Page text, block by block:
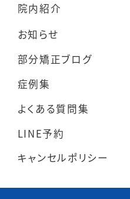
院内紹介
お知らせ
部分矯正ブログ
症例集
よくある質問集
LINE予約
キャンセルポリシー